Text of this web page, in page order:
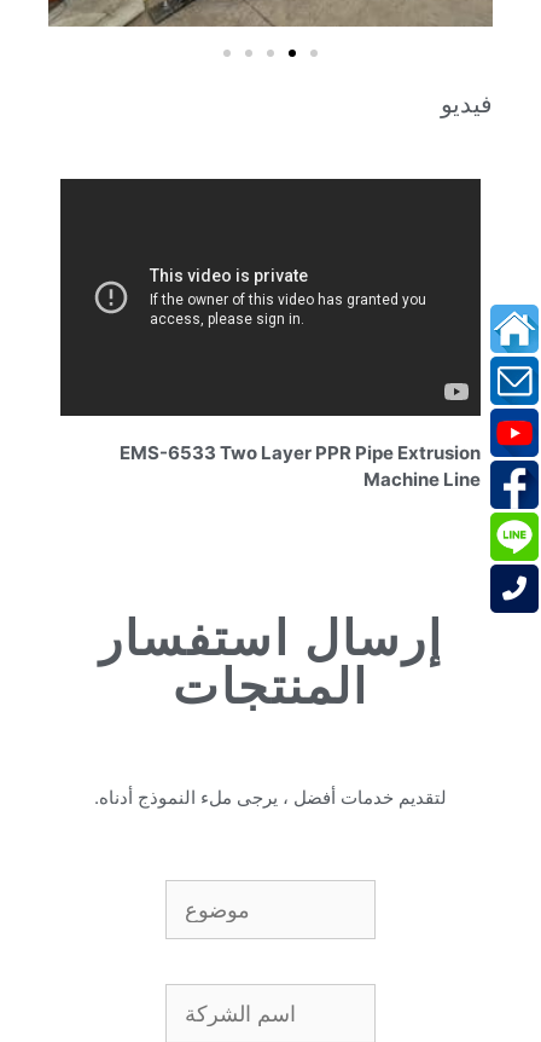
فيديو
EMS-6533 Two Layer PPR Pipe Extrusion
Machine Line
إرسال استفسار
المنتجات
لتقديم خدمات أفضل ، يرجى ملء النموذج أدناه.